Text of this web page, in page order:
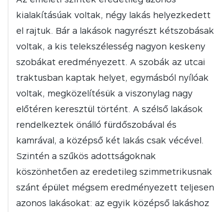
kialakításúak voltak, négy lakás helyezkedett
el rajtuk. Bár a lakások nagyrészt kétszobásak
voltak, a kis telekszélesség nagyon keskeny
szobákat eredményezett. A szobák az utcai
traktusban kaptak helyet, egymásból nyílóak
voltak, megközelítésük a viszonylag nagy
előtéren keresztül történt. A szélső lakások
rendelkeztek önálló fürdőszobával és
kamrával, a középső két lakás csak vécével.
Szintén a szűkös adottságoknak
köszönhetően az eredetileg szimmetrikusnak
szánt épület mégsem eredményezett teljesen
azonos lakásokat: az egyik középső lakáshoz